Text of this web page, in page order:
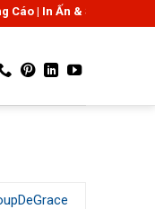
Bì Giấy